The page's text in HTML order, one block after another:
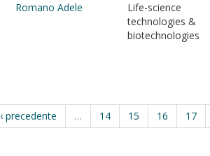
Romano Adele
Life-science
technologies &
biotechnologies
‹ precedente … 14 15 16 17